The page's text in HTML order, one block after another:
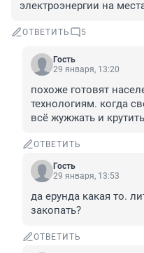
электроэнергии на
ОТВЕТИТЬ 5
Гость
29 января, 13:20
похоже готовят
технологиям. когда
всё жужжать и
ОТВЕТИТЬ
Гость
29 января, 13:53
да ерунда какая то.
закопать?
ОТВЕТИТЬ